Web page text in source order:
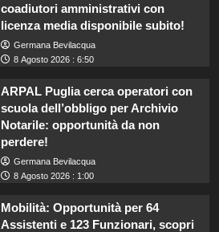
coadiutori amministrativi con
licenza media disponibile subito!
Germana Bevilacqua
8 Agosto 2026 : 6:50
ARPAL Puglia cerca operatori con
scuola dell’obbligo per Archivio
Notarile: opportunità da non
perdere!
Germana Bevilacqua
8 Agosto 2026 : 1:00
Mobilità: Opportunità per 64
Assistenti e 123 Funzionari, scopri